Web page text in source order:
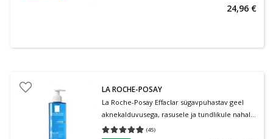
24,96 €
LA ROCHE-POSAY
La Roche-Posay Effaclar sügavpuhastav geel
aknekalduvusega, rasusele ja tundlikule nahale
400 ml
(45)
Keskmine hinnang 4.93